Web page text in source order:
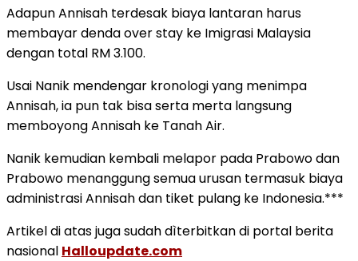
Adapun Annisah terdesak biaya lantaran harus
membayar denda over stay ke Imigrasi Malaysia
dengan total RM 3.100.
Usai Nanik mendengar kronologi yang menimpa
Annisah, ia pun tak bisa serta merta langsung
memboyong Annisah ke Tanah Air.
Nanik kemudian kembali melapor pada Prabowo dan
Prabowo menanggung semua urusan termasuk biaya
administrasi Annisah dan tiket pulang ke Indonesia.***
Artikel di atas juga sudah dìterbitkan di portal berita
nasional Halloupdate.com